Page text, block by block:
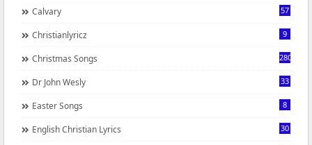
Calvary 57
Christianlyricz 9
Christmas Songs 280
Dr John Wesly 33
Easter Songs 8
English Christian Lyrics 30